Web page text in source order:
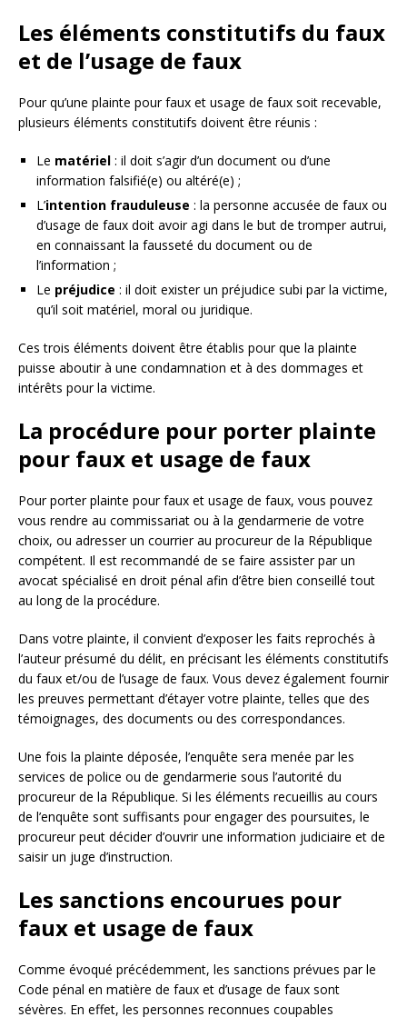
Les éléments constitutifs du faux
et de l’usage de faux
Pour qu’une plainte pour faux et usage de faux soit recevable,
plusieurs éléments constitutifs doivent être réunis :
Le matériel : il doit s’agir d’un document ou d’une
information falsifié(e) ou altéré(e) ;
L’intention frauduleuse : la personne accusée de faux ou
d’usage de faux doit avoir agi dans le but de tromper autrui,
en connaissant la fausseté du document ou de
l’information ;
Le préjudice : il doit exister un préjudice subi par la victime,
qu’il soit matériel, moral ou juridique.
Ces trois éléments doivent être établis pour que la plainte
puisse aboutir à une condamnation et à des dommages et
intérêts pour la victime.
La procédure pour porter plainte
pour faux et usage de faux
Pour porter plainte pour faux et usage de faux, vous pouvez
vous rendre au commissariat ou à la gendarmerie de votre
choix, ou adresser un courrier au procureur de la République
compétent. Il est recommandé de se faire assister par un
avocat spécialisé en droit pénal afin d’être bien conseillé tout
au long de la procédure.
Dans votre plainte, il convient d’exposer les faits reprochés à
l’auteur présumé du délit, en précisant les éléments constitutifs
du faux et/ou de l’usage de faux. Vous devez également fournir
les preuves permettant d’étayer votre plainte, telles que des
témoignages, des documents ou des correspondances.
Une fois la plainte déposée, l’enquête sera menée par les
services de police ou de gendarmerie sous l’autorité du
procureur de la République. Si les éléments recueillis au cours
de l’enquête sont suffisants pour engager des poursuites, le
procureur peut décider d’ouvrir une information judiciaire et de
saisir un juge d’instruction.
Les sanctions encourues pour
faux et usage de faux
Comme évoqué précédemment, les sanctions prévues par le
Code pénal en matière de faux et d’usage de faux sont
sévères. En effet, les personnes reconnues coupables